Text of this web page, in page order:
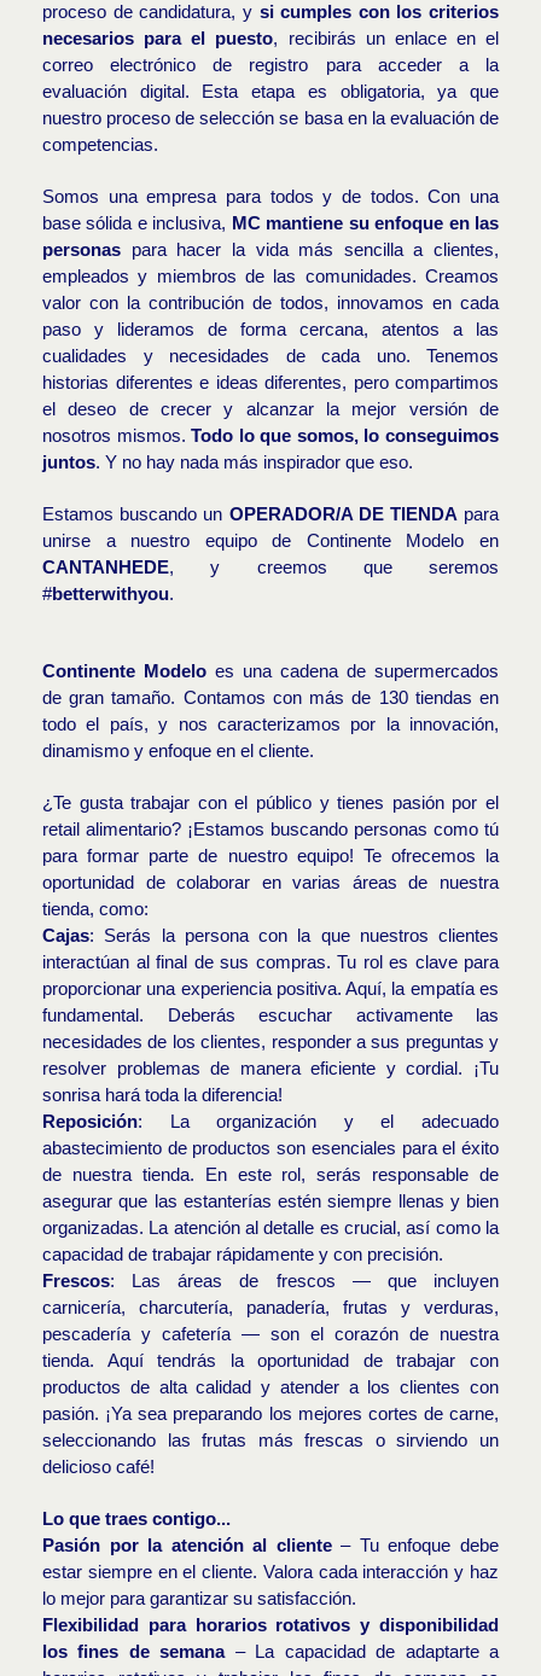
proceso de candidatura, y si cumples con los criterios
necesarios para el puesto, recibirás un enlace en el
correo electrónico de registro para acceder a la
evaluación digital. Esta etapa es obligatoria, ya que
nuestro proceso de selección se basa en la evaluación de
competencias.
Somos una empresa para todos y de todos. Con una
base sólida e inclusiva, MC mantiene su enfoque en las
personas para hacer la vida más sencilla a clientes,
empleados y miembros de las comunidades. Creamos
valor con la contribución de todos, innovamos en cada
paso y lideramos de forma cercana, atentos a las
cualidades y necesidades de cada uno. Tenemos
historias diferentes e ideas diferentes, pero compartimos
el deseo de crecer y alcanzar la mejor versión de
nosotros mismos.Todo lo que somos, lo conseguimos
juntos. Y no hay nada más inspirador que eso.
Estamos buscando un OPERADOR/A DE TIENDA para
unirse a nuestro equipo de Continente Modelo en
CANTANHEDE, y creemos que seremos
#betterwithyou.
Continente Modelo es una cadena de supermercados
de gran tamaño. Contamos con más de 130 tiendas en
todo el país, y nos caracterizamos por la innovación,
dinamismo y enfoque en el cliente.
¿Te gusta trabajar con el público y tienes pasión por el
retail alimentario? ¡Estamos buscando personas como tú
para formar parte de nuestro equipo! Te ofrecemos la
oportunidad de colaborar en varias áreas de nuestra
tienda, como:
Cajas: Serás la persona con la que nuestros clientes
interactúan al final de sus compras. Tu rol es clave para
proporcionar una experiencia positiva. Aquí, la empatía es
fundamental. Deberás escuchar activamente las
necesidades de los clientes, responder a sus preguntas y
resolver problemas de manera eficiente y cordial. ¡Tu
sonrisa hará toda la diferencia!
Reposición: La organización y el adecuado
abastecimiento de productos son esenciales para el éxito
de nuestra tienda. En este rol, serás responsable de
asegurar que las estanterías estén siempre llenas y bien
organizadas. La atención al detalle es crucial, así como la
capacidad de trabajar rápidamente y con precisión.
Frescos: Las áreas de frescos — que incluyen
carnicería, charcutería, panadería, frutas y verduras,
pescadería y cafetería — son el corazón de nuestra
tienda. Aquí tendrás la oportunidad de trabajar con
productos de alta calidad y atender a los clientes con
pasión. ¡Ya sea preparando los mejores cortes de carne,
seleccionando las frutas más frescas o sirviendo un
delicioso café!
Lo que traes contigo...
Pasión por la atención al cliente– Tu enfoque debe
estar siempre en el cliente. Valora cada interacción y haz
lo mejor para garantizar su satisfacción.
Flexibilidad para horarios rotativos y disponibilidad
los fines de semana– La capacidad de adaptarte a